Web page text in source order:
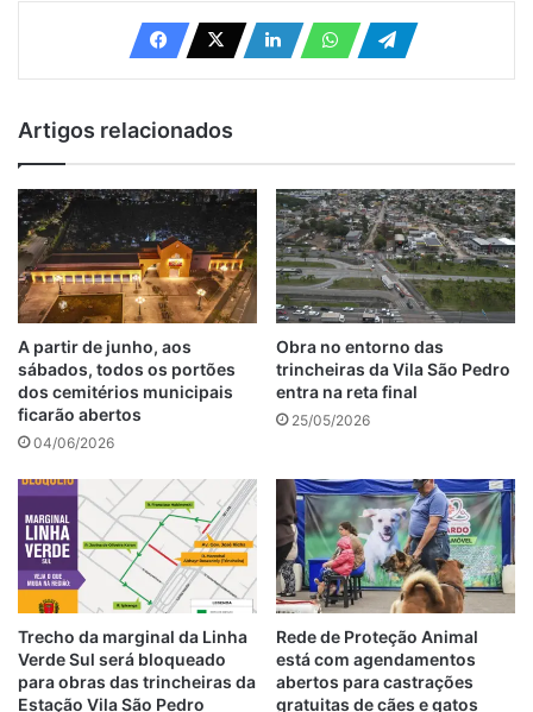
Artigos relacionados
A partir de junho, aos
sábados, todos os portões
dos cemitérios municipais
ficarão abertos
04/06/2026
Obra no entorno das
trincheiras da Vila São Pedro
entra na reta final
25/05/2026
Trecho da marginal da Linha
Verde Sul será bloqueado
para obras das trincheiras da
Estação Vila São Pedro
Rede de Proteção Animal
está com agendamentos
abertos para castrações
gratuitas de cães e gatos